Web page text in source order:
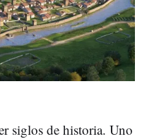
siglos de historia. Uno